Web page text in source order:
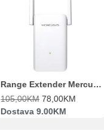
Range Extender Mercusys AX3000 ME80X Wi-Fi 6
105,00KM 78,00KM
Dostava 9.00KM